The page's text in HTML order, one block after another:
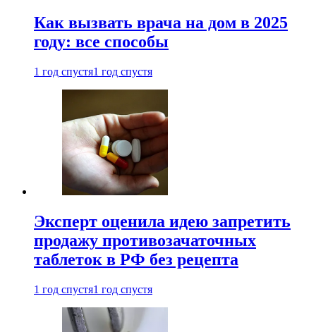
Как вызвать врача на дом в 2025
году: все способы
1 год спустя1 год спустя
Эксперт оценила идею запретить
продажу противозачаточных
таблеток в РФ без рецепта
1 год спустя1 год спустя